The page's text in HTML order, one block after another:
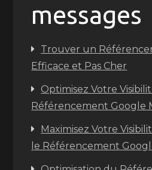
messages
Trouver un
Efficace et Pas Cher
Optimisez Votre
Référencement Google
Maximisez Votre
le Référencement